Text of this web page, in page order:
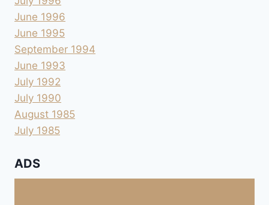
June 1996
June 1995
September 1994
June 1993
July 1992
July 1990
August 1985
July 1985
ADS